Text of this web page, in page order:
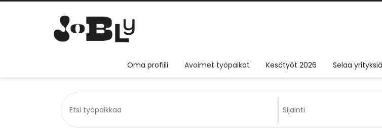
Oma profiili Avoimet työpaikat Kesätyöt 2026 Selaa yrityksiä